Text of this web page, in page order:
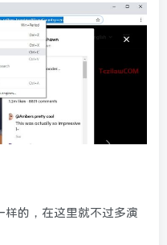
样的，在这里就不过多演